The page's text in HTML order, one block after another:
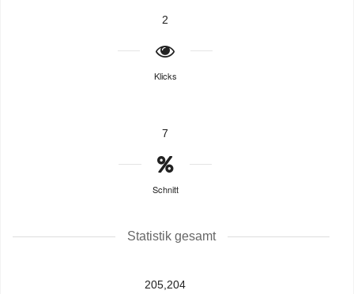
2
Klicks
7
Schnitt
Statistik gesamt
205,204